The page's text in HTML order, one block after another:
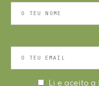
Li e aceito a